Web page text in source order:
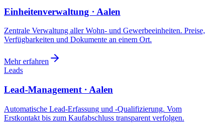
Einheitenverwaltung · Aalen
Zentrale Verwaltung aller Wohn- und Gewerbeeinheiten. Preise,
Verfügbarkeiten und Dokumente an einem Ort.
Mehr erfahren
Leads
Lead-Management · Aalen
Automatische Lead-Erfassung und -Qualifizierung. Vom
Erstkontakt bis zum Kaufabschluss transparent verfolgen.